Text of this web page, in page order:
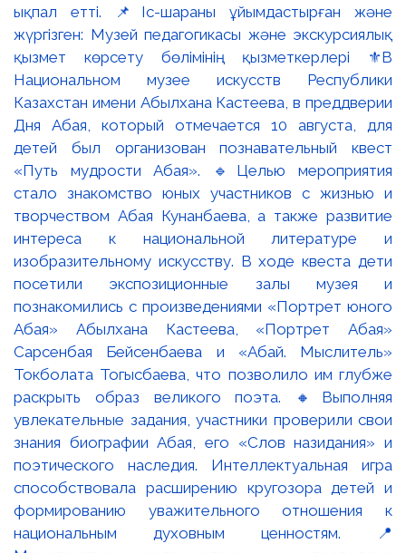
ықпал етті. 📌Іс-шараны ұйымдастырған және
жүргізген: Музей педагогикасы және экскурсиялық
қызмет көрсету бөлімінің қызметкерлері ⚜️В
Национальном музее искусств Республики
Казахстан имени Абылхана Кастеева, в преддверии
Дня Абая, который отмечается 10 августа, для
детей был организован познавательный квест
«Путь мудрости Абая». 🔹Целью мероприятия
стало знакомство юных участников с жизнью и
творчеством Абая Кунанбаева, а также развитие
интереса к национальной литературе и
изобразительному искусству. В ходе квеста дети
посетили экспозиционные залы музея и
познакомились с произведениями «Портрет юного
Абая» Абылхана Кастеева, «Портрет Абая»
Сарсенбая Бейсенбаева и «Абай. Мыслитель»
Токболата Тогысбаева, что позволило им глубже
раскрыть образ великого поэта. 🔸Выполняя
увлекательные задания, участники проверили свои
знания биографии Абая, его «Слов назидания» и
поэтического наследия. Интеллектуальная игра
способствовала расширению кругозора детей и
формированию уважительного отношения к
национальным духовным ценностям. 📍